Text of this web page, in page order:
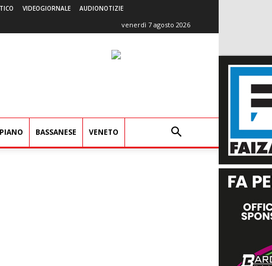
VIDEOGIORNALE AUDIONOTIZIE
venerdì 7 agosto 2026
BASSANESE VENETO